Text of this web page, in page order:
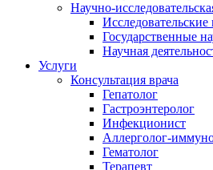
Научно-
Государственные
Научная
Услуги
Консультация врача
Гепатолог
Гастроэнтеролог
Инфекционист
Аллерголог-
Гематолог
Терапевт